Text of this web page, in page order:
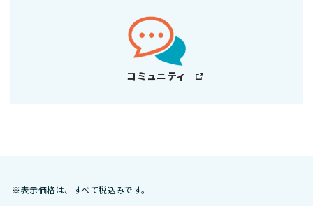
コミュニティ
※表示価格は、すべて税込みです。